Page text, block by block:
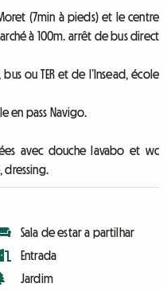
(7min à pieds) et le centre
à 100m. arrêt de bus direct
ou TER et de l’Insead, école
en pass Navigo.
avec douche lavabo et wc
Sala de estar a partilhar
Entrada
Jardim